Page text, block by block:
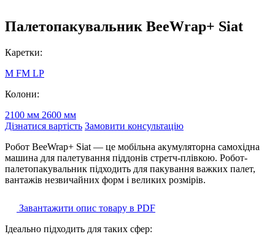
Палетопакувальник BeeWrap+ Siat
Каретки:
M FM LP
Колони:
2100 мм 2600 мм
Дізнатися вартість Замовити консультацію
Робот BeeWrap+ Siat — це мобільна акумуляторна самохідна
машина для палетування піддонів стретч-плівкою. Робот-
палетопакувальник підходить для пакування важких палет,
вантажів незвичайних форм і великих розмірів.
Завантажити опис товару в PDF
Ідеально підходить для таких сфер: